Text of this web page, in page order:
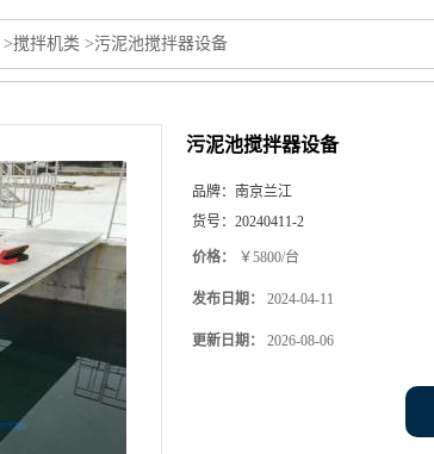
>搅拌机类 >污泥池搅拌器设备
污泥池搅拌器设备
品牌： 南京兰江
货号： 20240411-2
价格： ￥5800/台
发布日期： 2024-04-11
更新日期： 2026-08-06